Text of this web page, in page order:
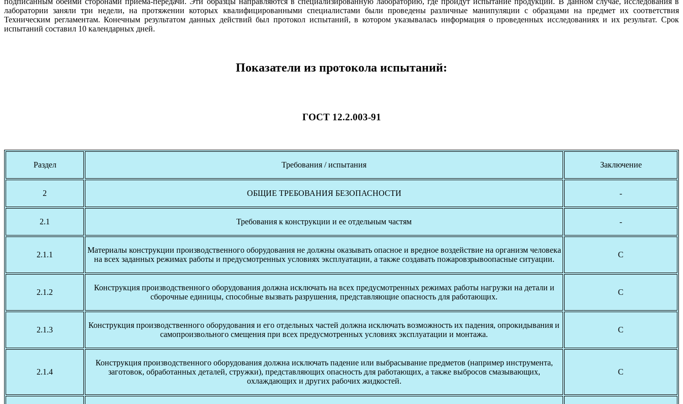
лаборатории заняли три недели, на протяжении которых квалифицированными специалистами были проведены различные манипуляции с образцами на предмет их соответствия
Техническим регламентам. Конечным результатом данных действий был протокол испытаний, в котором указывалась информация о проведенных исследованиях и их результат. Срок
испытаний составил 10 календарных дней.
Показатели из протокола испытаний:
ГОСТ 12.2.003-91
Раздел Требования / испытания Заключение
2 ОБЩИЕ ТРЕБОВАНИЯ БЕЗОПАСНОСТИ -
2.1 Требования к конструкции и ее отдельным частям -
2.1.1
Материалы конструкции производственного оборудования не должны оказывать опасное и вредное воздействие на организм человека
на всех заданных режимах работы и предусмотренных условиях эксплуатации, а также создавать пожаровзрывоопасные ситуации.
С
2.1.2
Конструкция производственного оборудования должна исключать на всех предусмотренных режимах работы нагрузки на детали и
сборочные единицы, способные вызвать разрушения, представляющие опасность для работающих.
С
2.1.3
Конструкция производственного оборудования и его отдельных частей должна исключать возможность их падения, опрокидывания и
самопроизвольного смещения при всех предусмотренных условиях эксплуатации и монтажа.
С
2.1.4
Конструкция производственного оборудования должна исключать падение или выбрасывание предметов (например инструмента,
заготовок, обработанных деталей, стружки), представляющих опасность для работающих, а также выбросов смазывающих,
охлаждающих и других рабочих жидкостей.
С